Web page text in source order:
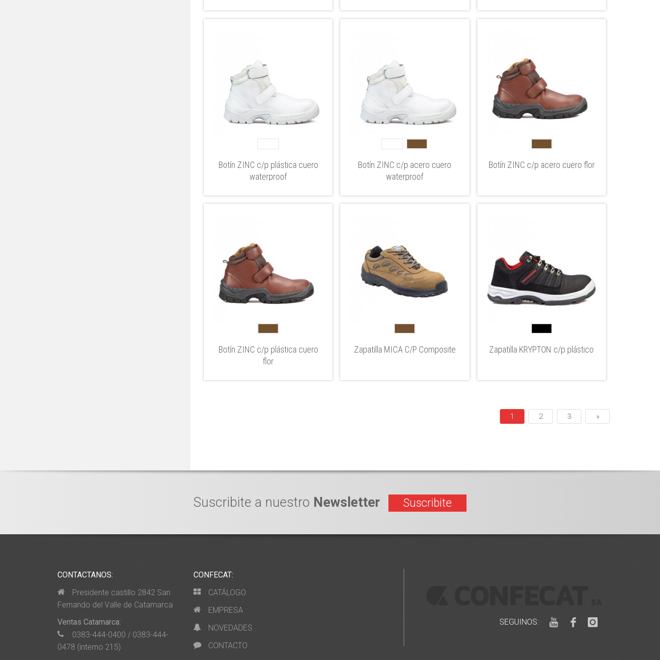
Botín ZINC c/p plástica cuero
waterproof
Botín ZINC c/p acero cuero
waterproof
Botín ZINC c/p acero cuero flor
Botín ZINC c/p plástica cuero
flor
Zapatilla MICA C/P Composite Zapatilla KRYPTON c/p plástico
1 2 3 »
Suscribite a nuestro Newsletter Suscribite
CONTACTANOS:
Presidente castillo 2842 San
Fernando del Valle de Catamarca
Ventas Catamarca:
0383-444-0400 / 0383-444-
0478 (interno 215)
CONFECAT:
CATÁLOGO
EMPRESA
NOVEDADES
CONTACTO
SEGUINOS: